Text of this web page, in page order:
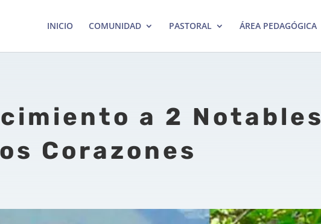
INICIO COMUNIDAD PASTORAL ÁREA PEDAGÓGICA
a 2 Notables
Corazones